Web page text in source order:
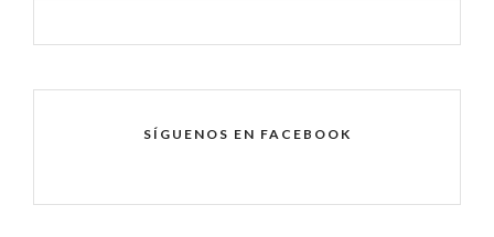
SÍGUENOS EN FACEBOOK